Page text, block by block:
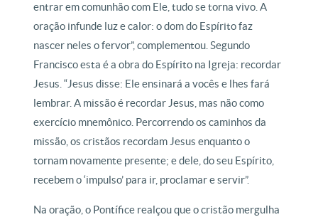
entrar em comunhão com Ele, tudo se torna vivo. A
oração infunde luz e calor: o dom do Espírito faz
nascer neles o fervor”, complementou. Segundo
Francisco esta é a obra do Espírito na Igreja: recordar
Jesus. “Jesus disse: Ele ensinará a vocês e lhes fará
lembrar. A missão é recordar Jesus, mas não como
exercício mnemônico. Percorrendo os caminhos da
missão, os cristãos recordam Jesus enquanto o
tornam novamente presente; e dele, do seu Espírito,
recebem o ‘impulso’ para ir, proclamar e servir”.
Na oração, o Pontífice realçou que o cristão mergulha